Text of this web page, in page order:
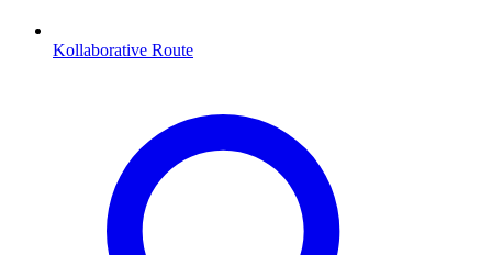
Kollaborative Route